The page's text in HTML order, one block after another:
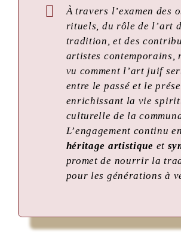
À travers l’examen des
rituels, du rôle de l’art
tradition, et des
artistes contemporains,
vu comment l’art juif
entre le passé et le
enrichissant la vie
culturelle de la
L’engagement continu
héritage artistique et
promet de nourrir la
pour les générations à